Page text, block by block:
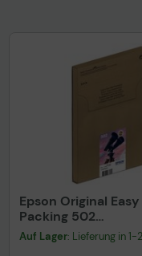
Epson Original
Packing 502
Druckerpatronen -
Multipack
Auf Lager: Lieferung in